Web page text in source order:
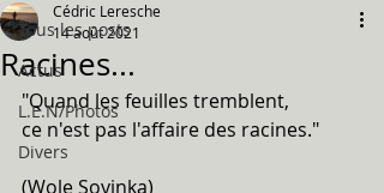
Tous les posts
Actus
L.E.N/Photos
Divers
Racines...
Cédric Leresche
14 août 2021
"Quand les feuilles tremblent,
ce n'est pas l'affaire des racines."
(Wole Soyinka)